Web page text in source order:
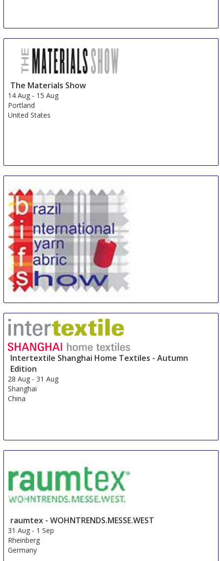
The Materials Show
14 Aug - 15 Aug
Portland
United States
27 Aug
Sao Paulo area
Brazil
Intertextile Shanghai Home Textiles - Autumn
Edition
28 Aug - 31 Aug
Shanghai
China
raumtex - WOHNTRENDS.MESSE.WEST
31 Aug - 1 Sep
Rheinberg
Germany